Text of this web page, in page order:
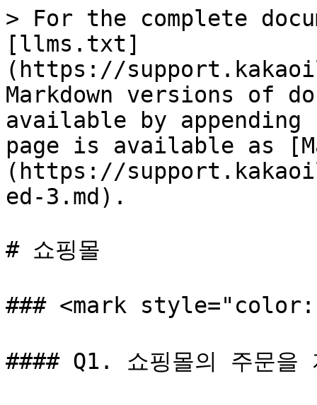
> For the complete
[llms.txt]
(https://
Markdown versions of
available by
page is available as
(https://
ed-3.md).
# 쇼핑몰
### <mark
#### Q1. 쇼핑몰의 주문을